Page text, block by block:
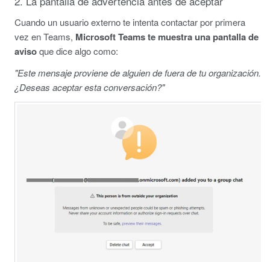
Cuando un usuario externo te intenta contactar por primera
vez en Teams, Microsoft Teams te muestra una pantalla de
avisoque dice algo como:
"Este mensaje proviene de alguien de fuera de tu organización.
¿Deseas aceptar esta conversación?"